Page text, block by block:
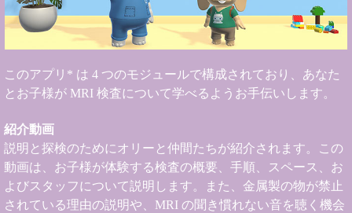
このアプリ* は 4 つのモジュールで構成されており、あなた
とお子様が MRI 検査について学べるようお手伝いします。
紹介動画
説明と探検のためにオリーと仲間たちが紹介されます。この
動画は、お子様が体験する検査の概要、手順、スペース、お
よびスタッフについて説明します。また、金属製の物が禁止
されている理由の説明や、MRI の聞き慣れない音を聴く機会